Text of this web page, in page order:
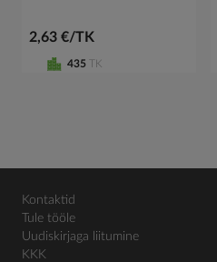
2,63 €/TK
435 TK
Kontaktid
Tule tööle
Uudiskirjaga liitumine
KKK